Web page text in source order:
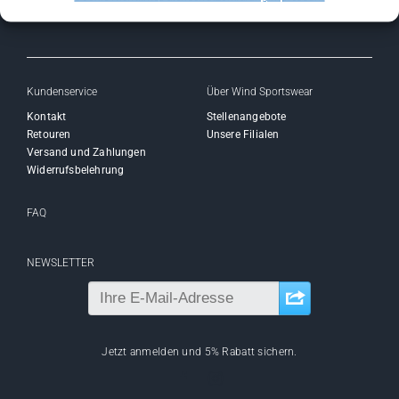
Kundenservice
Kontakt
Retouren
Versand und Zahlungen
Widerrufsbelehrung
Über Wind Sportswear
Stellenangebote
Unsere Filialen
FAQ
NEWSLETTER
Jetzt anmelden und 5% Rabatt sichern.